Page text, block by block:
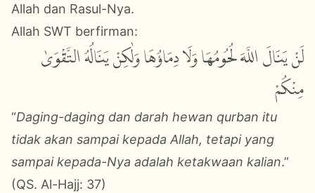
Allah dan Rasul-Nya.
Allah SWT berfirman:
لَنْ يَنَالَ اللَّهَ لُحُومُهَا وَلَا دِمَاؤُهَا وَلٰكِنْ يَنَالُهُ التَّقْوَىٰ
مِنْكُمْ
“Daging-daging dan darah hewan qurban itu
tidak akan sampai kepada Allah, tetapi yang
sampai kepada-Nya adalah ketakwaan kalian.”
(QS. Al-Hajj: 37)